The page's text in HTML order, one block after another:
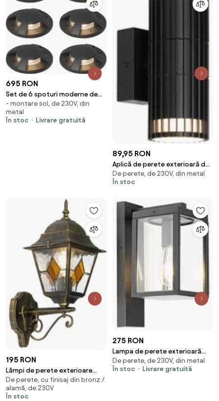
695 RON
Set de 6 spoturi moderne de
sol negre GU10 50mm Efect de
4 lumini IP65 - Cellar
- montare sol, de 230V, din
metal
În stoc
Livrare gratuită
89,95 RON
Aplică de perete exterioară de
design neagră cu 2 lumini IP44 -
Boris
De perete, de 230V, din metal
În stoc
195 RON
Lămpi de perete exterioare
vintage aur antic - Antigua Up
De perete, cu finisaj din bronz /
alamă, de 230V
În stoc
275 RON
Lampa de perete exterioară
industrială neagră IP44 -
Charlois
De perete, de 230V, din metal
În stoc
Livrare gratuită